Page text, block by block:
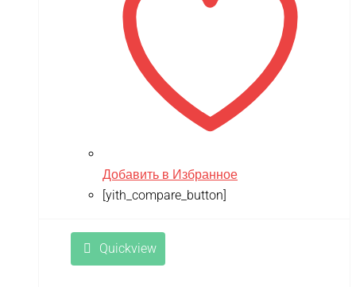
Добавить в Избранное
[yith_compare_button]
Quickview